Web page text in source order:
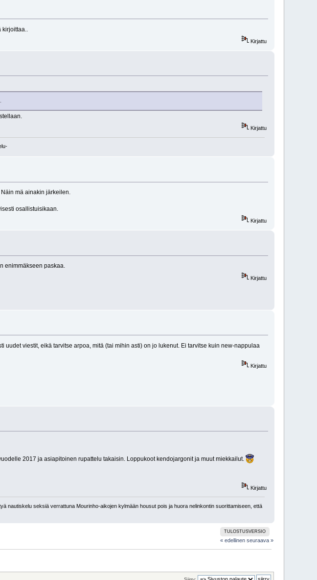
Kirjattu
Kirjattu
mä ainakin järkeilen.
osallistuisikaan.
Kirjattu
enimmäkseen paskaa.
Kirjattu
viestit, eikä tarvitse arpoa, mitä (tai mihin asti) on jo lukenut. Ei tarvitse kuin new-nappulaa
Kirjattu
2017 ja asiapitoinen rupattelu takaisin. Loppukoot kendojargonit ja muut miekkailut.
Kirjattu
nautiskelu seksiä verrattuna Mourinho-aikojen kylmään housut pois ja huora nelinkontin suorittamiseen, että
TULOSTUSVERSIO
« edellinen seuraava »